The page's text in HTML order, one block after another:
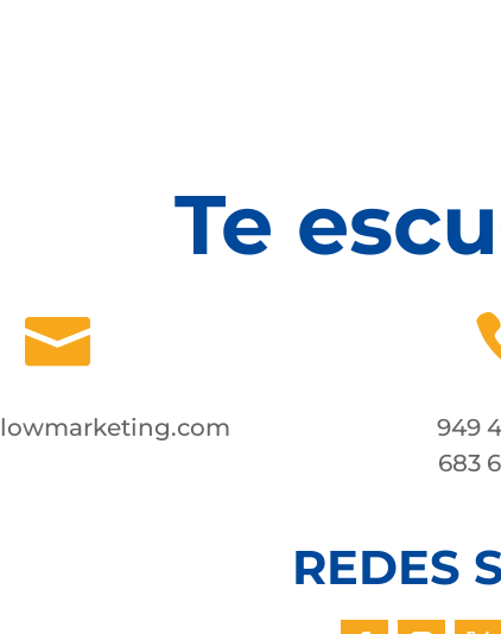
Te

949
683
REDES